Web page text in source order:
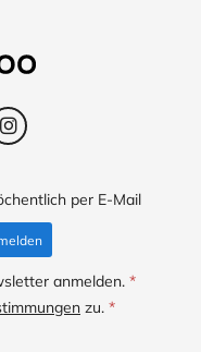
per E-Mail
anmelden. *
zu. *